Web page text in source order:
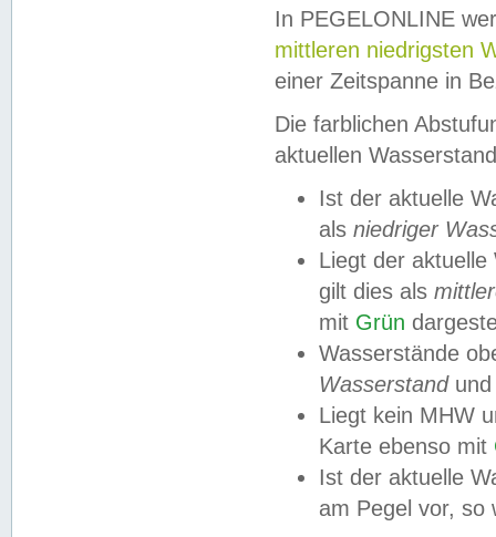
In PEGELONLINE
mittleren niedrigsten
einer Zeitspanne in
Die farblichen
aktuellen
Ist der aktuelle
als niedriger
Liegt der
gilt dies als
mit Grün
Wasserstände
Wasserstandund
Liegt kein MHW
Karte ebenso mit
Ist der aktuelle
am Pegel vor,